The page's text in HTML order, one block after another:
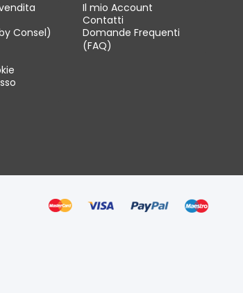
Consel)
Il mio Account
Contatti
Domande Frequenti
(FAQ)